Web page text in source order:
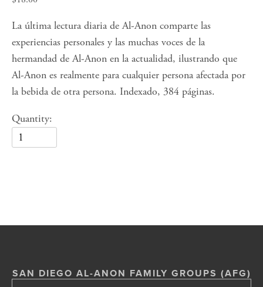
La última lectura diaria de Al-Anon comparte las
experiencias personales y las muchas voces de la
hermandad de Al-Anon en la actualidad, ilustrando que
Al-Anon es realmente para cualquier persona afectada por
la bebida de otra persona. Indexado, 384 páginas.
Quantity:
SAN DIEGO AL-ANON FAMILY GROUPS (AFG)